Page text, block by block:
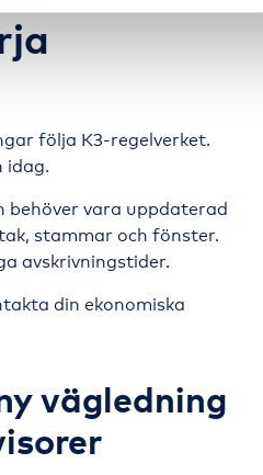
följa K3-regelverket.
idag.
behöver vara uppdaterad
stammar och fönster.
avskrivningstider.
din ekonomiska
vägledning